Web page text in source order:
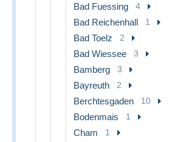
Bad Fuessing 4
Bad Reichenhall 1
Bad Toelz 2
Bad Wiessee 3
Bamberg 3
Bayreuth 2
Berchtesgaden 10
Bodenmais 1
Cham 1